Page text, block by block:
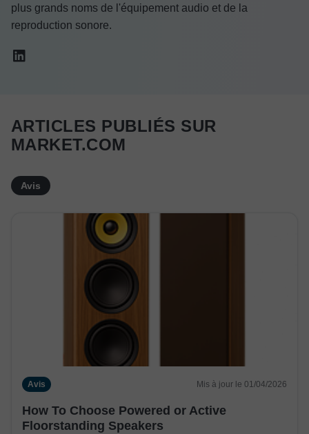
plus grands noms de l'équipement audio et de la
reproduction sonore.
ARTICLES PUBLIÉS SUR
MARKET.COM
Avis
Avis Mis à jour le 01/04/2026
How To Choose Powered or Active
Floorstanding Speakers